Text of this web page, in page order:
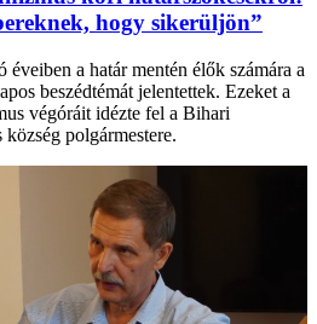
hogy sikerüljön”
éveiben a határ mentén élők számára a
beszédtémát jelentettek. Ezeket a
végóráit idézte fel a Bihari
polgármestere.